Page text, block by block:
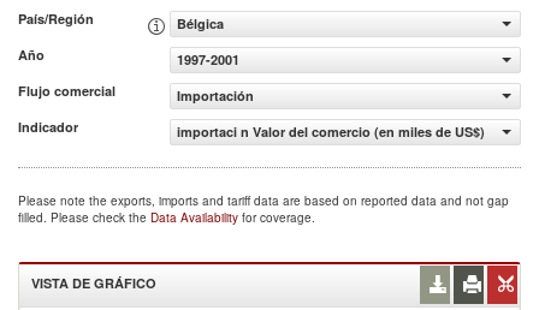
País/Región
Bélgica
Año
1997-2001
Flujo comercial
Importación
Indicador
importaci n Valor del comercio (en miles de US$)
Please note the exports, imports and tariff data are based on reported data and not gap
filled. Please check the Data Availability for coverage.
VISTA DE GRÁFICO